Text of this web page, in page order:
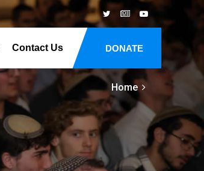
DONATE
Contact Us
Home